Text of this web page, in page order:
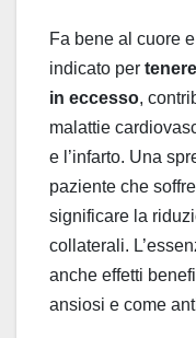
Fa bene al cuore
indicato per
in eccesso,
malattie
e l’infarto. Una
paziente che
significare la
collaterali.
anche effetti
ansiosi e come